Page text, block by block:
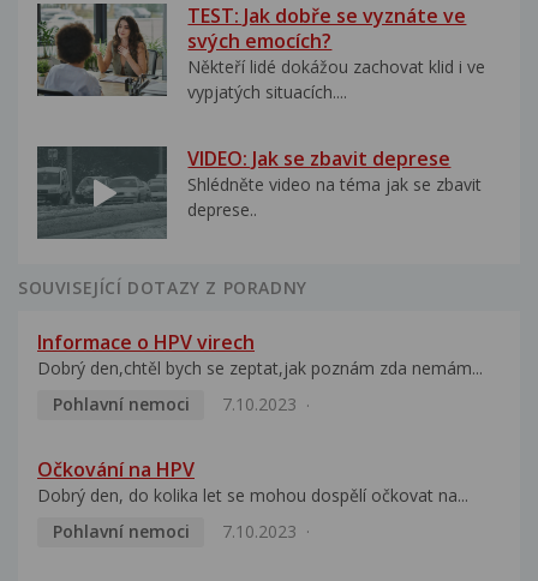
TEST: Jak dobře se vyznáte ve
svých emocích?
Někteří lidé dokážou zachovat klid i ve
vypjatých situacích....
VIDEO: Jak se zbavit deprese
Shlédněte video na téma jak se zbavit
deprese..
SOUVISEJÍCÍ DOTAZY Z PORADNY
Informace o HPV virech
Dobrý den,chtěl bych se zeptat,jak poznám zda nemám...
Pohlavní nemoci
7.10.2023
Očkování na HPV
Dobrý den, do kolika let se mohou dospělí očkovat na...
Pohlavní nemoci
7.10.2023